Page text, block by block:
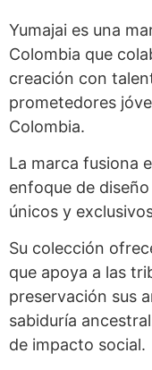
Yumajai es una
Colombia que
creación con
prometedores
Colombia.
La marca fusiona
enfoque de
únicos y
Su colección
que apoya a las
preservación sus
sabiduría
de impacto social.